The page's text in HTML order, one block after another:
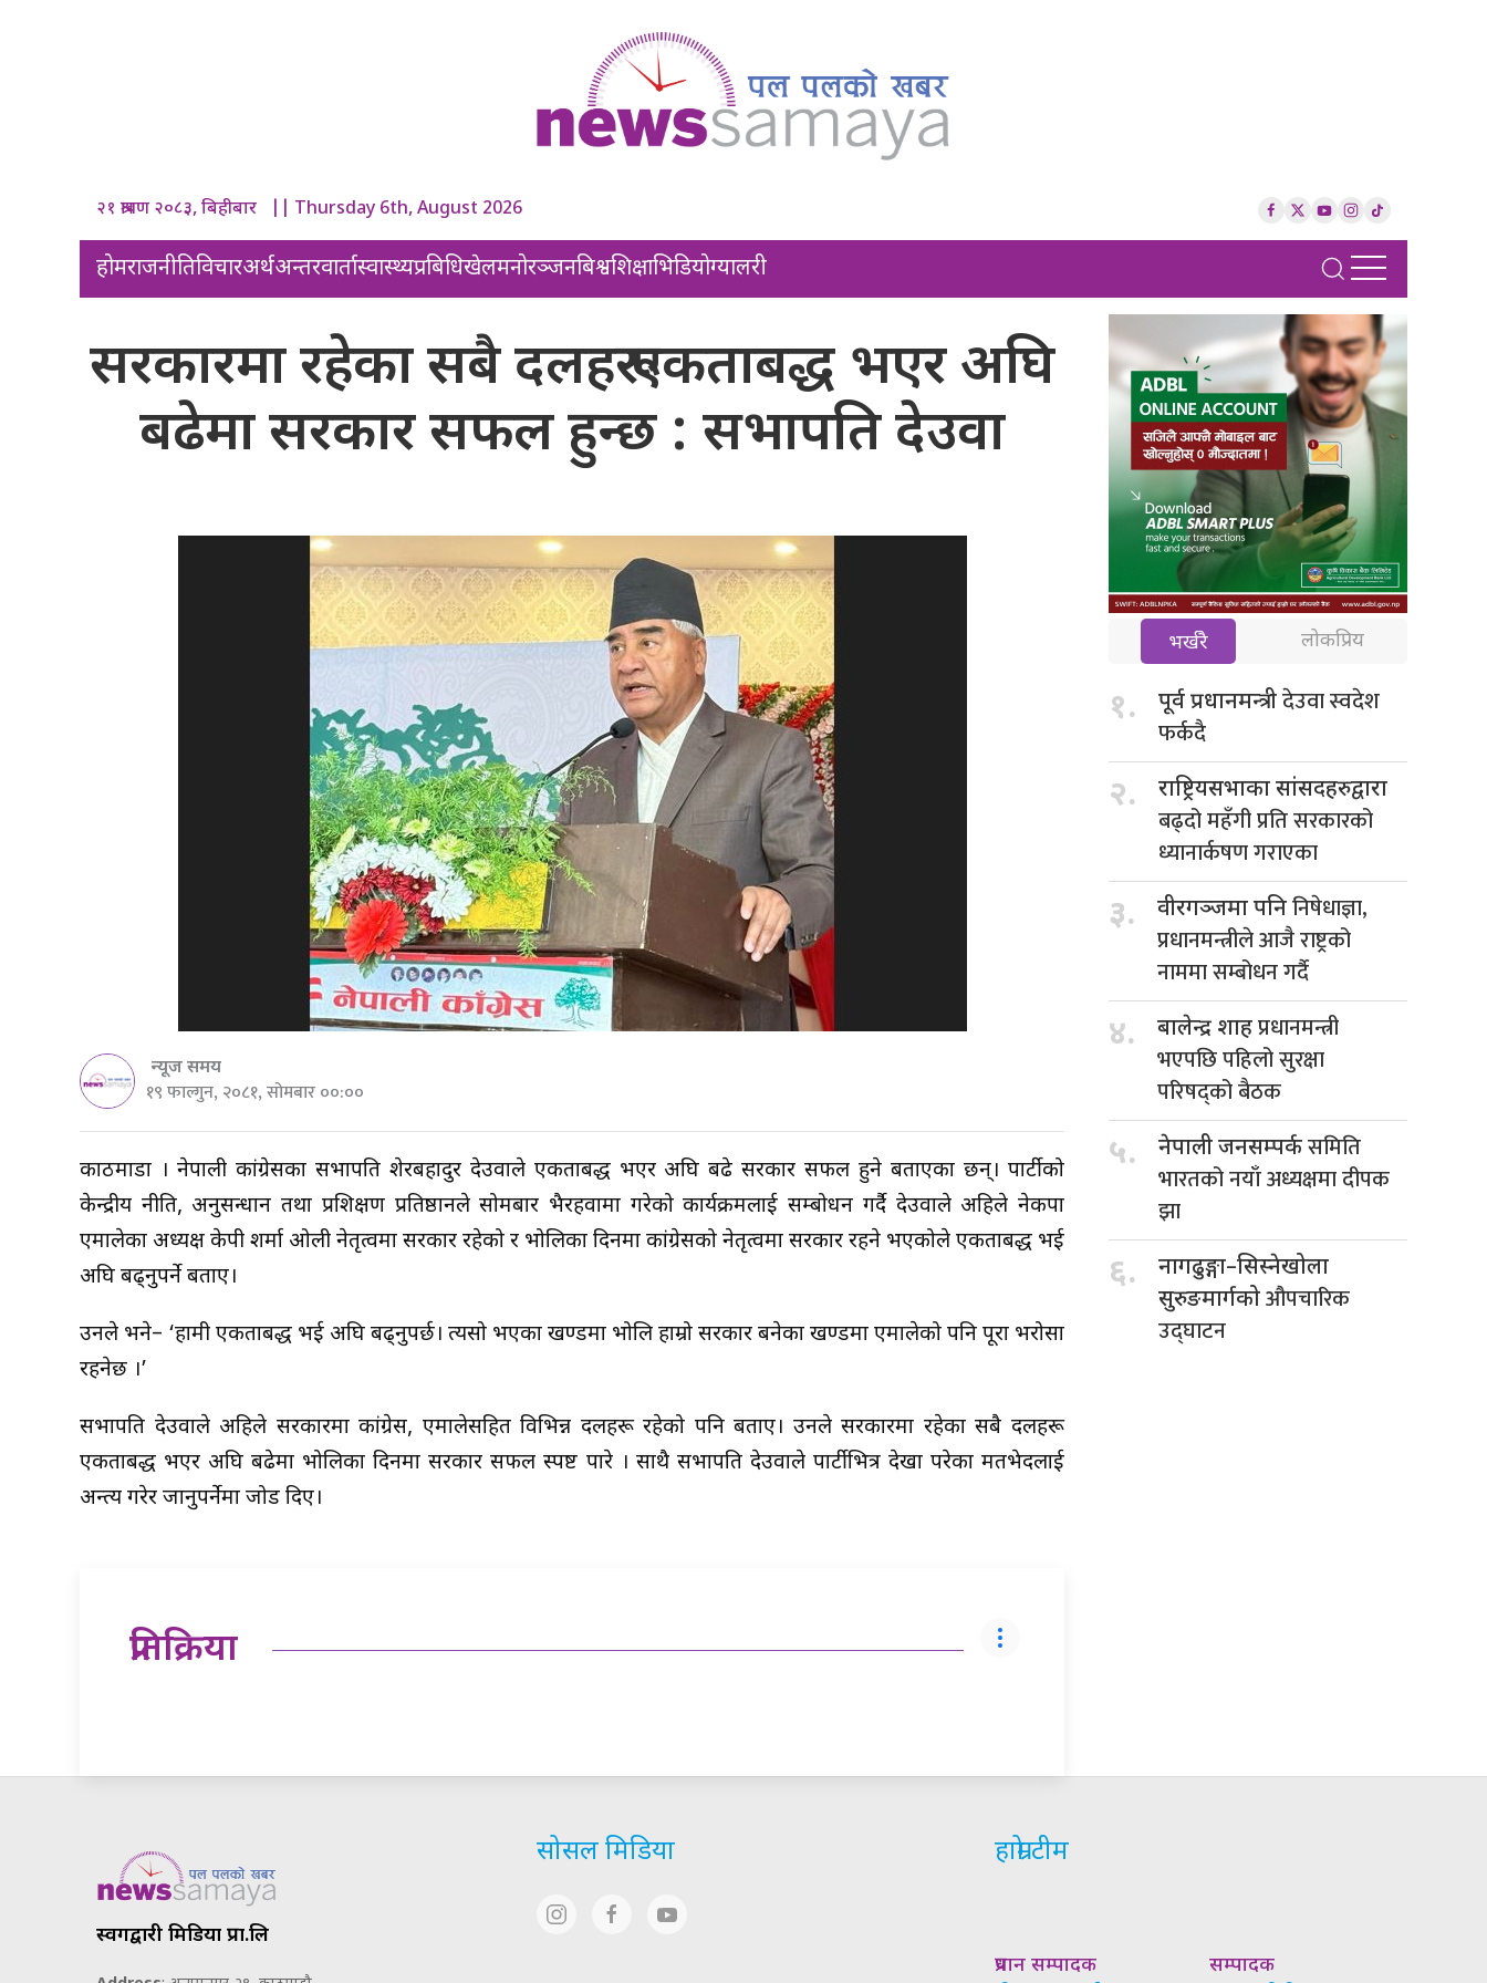
२१ श्रावण २०८३, बिहीबार || Thursday 6th, August 2026
होमराजनीतिविचारअर्थअन्तरवार्तास्वास्थ्यप्रबिधिखेलमनोरञ्जनबिश्वशिक्षाभिडियोग्यालरी
सरकारमा रहेका सबै दलहरू एकताबद्ध भएर अघि
बढेमा सरकार सफल हुन्छ : सभापति देउवा
न्यूज समय
१९ फाल्गुन, २०८१, सोमबार ००:००
काठमाडौँ । नेपाली कांग्रेसका सभापति शेरबहादुर देउवाले एकताबद्ध भएर अघि बढे सरकार सफल हुने बताएका छन्। पार्टीको
केन्द्रीय नीति, अनुसन्धान तथा प्रशिक्षण प्रतिष्ठानले सोमबार भैरहवामा गरेको कार्यक्रमलाई सम्बोधन गर्दै देउवाले अहिले नेकपा
एमालेका अध्यक्ष केपी शर्मा ओली नेतृत्वमा सरकार रहेको र भोलिका दिनमा कांग्रेसको नेतृत्वमा सरकार रहने भएकोले एकताबद्ध भई
अघि बढ्नुपर्ने बताए।
उनले भने– ‘हामी एकताबद्ध भई अघि बढ्नुपर्छ। त्यसो भएका खण्डमा भोलि हाम्रो सरकार बनेका खण्डमा एमालेको पनि पूरा भरोसा
रहनेछ ।’
सभापति देउवाले अहिले सरकारमा कांग्रेस, एमालेसहित विभिन्न दलहरू रहेको पनि बताए। उनले सरकारमा रहेका सबै दलहरू
एकताबद्ध भएर अघि बढेमा भोलिका दिनमा सरकार सफल स्पष्ट पारे । साथै सभापति देउवाले पार्टीभित्र देखा परेका मतभेदलाई
अन्त्य गरेर जानुपर्नेमा जोड दिए।
प्रतिक्रिया
भर्खरै लोकप्रिय
१. पूर्व प्रधानमन्त्रीदेउवा स्वदेश
फर्कदै
२. राष्ट्रियसभाका सांसदहरुद्वारा
बढ्दो महँगी प्रति सरकारको
ध्यानार्कषण गराएका
३. वीरगञ्जमा पनिनिषेधाज्ञा,
प्रधानमन्त्रीले आजै राष्ट्रको
नाममा सम्बोधन गर्दै
४. बालेन्द्र शाहप्रधानमन्त्री
भएपछि पहिलो सुरक्षा
परिषद्को बैठक
५. नेपाली जनसम्पर्कसमिति
भारतको नयाँ अध्यक्षमा दीपक
झा
६.
नागढुङ्गा–सिस्नेखोला
सुरुङमार्गकोऔपचारिक
उद्घाटन
स्वर्गद्वारी मिडिया प्रा.लि
सोसल मिडिया हाम्रो टीम
प्रधान सम्पादक
सम्पादक